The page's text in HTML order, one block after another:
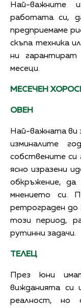
Най-важните
работата си,
предприемаме
скъпа техника
ни гарантират
месеци.
МЕСЕЧЕН
ОВЕН
Най-важната ви
изминалите
собствените си
ясно изразени
обкръжение, да
мнението си.
ретрограден до
този период,
рутинни задачи.
ТЕЛЕЦ
През юни
вижданията си
реалност, но